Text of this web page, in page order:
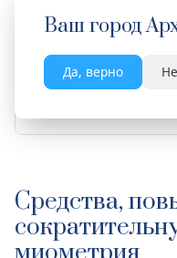
Ваш город
Да, верно
Весь сайт
Средства,